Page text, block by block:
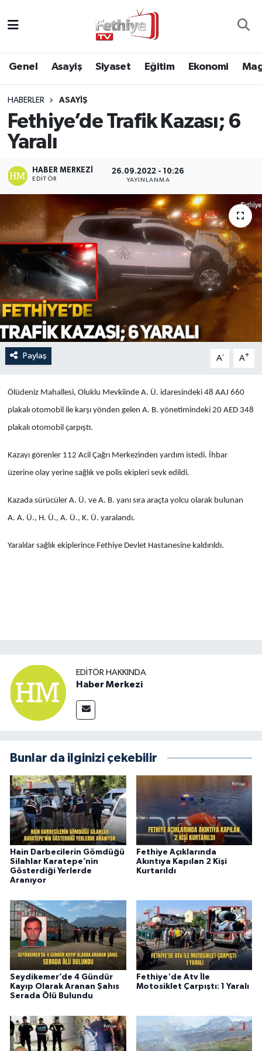
Genel Asayiş Siyaset Eğitim Ekonomi
HABERLER ASAYIŞ
Fethiye’de Trafik Kazası; 6
Yaralı
HABER MERKEZI
EDITÖR
26.09.2022 - 10:26
YAYINLANMA
Paylaş A- A+
Ölüdeniz Mahallesi, Oluklu Mevkiinde A. Ü. idaresindeki 48 AAJ 660
plakalı otomobil ile karşı yönden gelen A. B. yönetimindeki 20 AED 348
plakalı otomobil çarpıştı.
Kazayı görenler 112 Acil Çağrı Merkezinden yardım istedi. İhbar
üzerine olay yerine sağlık ve polis ekipleri sevk edildi.
Kazada sürücüler A. Ü. ve A. B. yanı sıra araçta yolcu olarak bulunan
A. A. Ü., H. Ü., A. Ü., K. Ü. yaralandı.
Yaralılar sağlık ekiplerince Fethiye Devlet Hastanesine kaldırıldı.
EDITÖR HAKKINDA
Haber Merkezi
Bunlar da ilginizi çekebilir
Hain Darbecilerin Gömdüğü
Silahlar Karatepe’nin
Gösterdiği Yerlerde
Aranıyor
Fethiye Açıklarında
Akıntıya Kapılan 2 Kişi
Kurtarıldı
Seydikemer’de 4 Gündür
Kayıp Olarak Aranan Şahıs
Serada Ölü Bulundu
Fethiye'de Atv İle
Motosiklet Çarpıştı: 1 Yaralı
Asayiş
Eğitim
Kültür
Magazin
Spor
Turizm
Muğla Hava Durumu
Muğla Namaz Vakitleri
Muğla Trafik Yoğunluk Haritası
Süper Lig Puan Durumu ve Fikstür
Tüm Manşetler
Son Dakika Haberleri
Haber Arşivi